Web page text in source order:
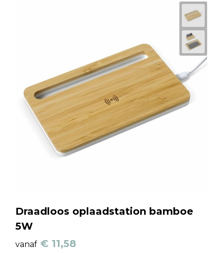
Draadloos oplaadstation bamboe
5W
vanaf € 11,58